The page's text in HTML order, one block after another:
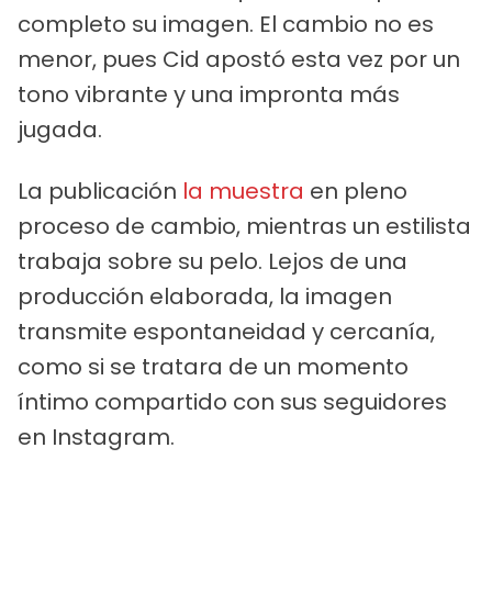
completo su imagen. El cambio no es
menor, pues Cid apostó esta vez por un
tono vibrante y una impronta más
jugada.
La publicación la muestra en pleno
proceso de cambio, mientras un estilista
trabaja sobre su pelo. Lejos de una
producción elaborada, la imagen
transmite espontaneidad y cercanía,
como si se tratara de un momento
íntimo compartido con sus seguidores
en Instagram.